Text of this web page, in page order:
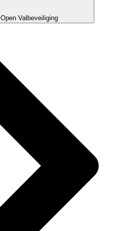
Open Valbeveiliging